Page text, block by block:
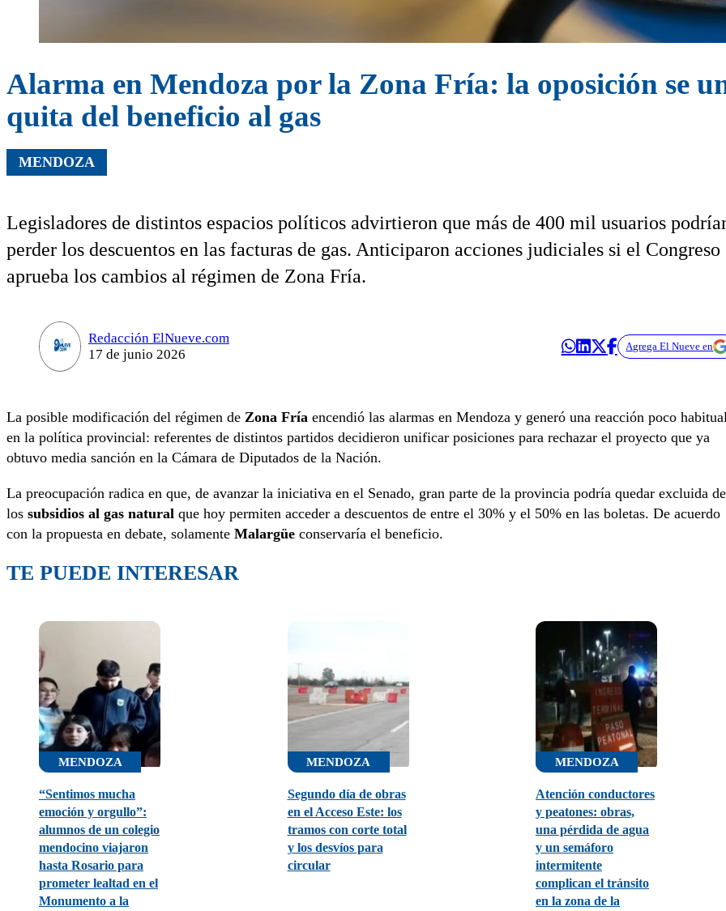
Alarma en Mendoza por la Zona Fría: la oposición se
quita del beneficio al gas
MENDOZA
Legisladores de distintos espacios políticos advirtieron que más de 400 mil usuarios
perder los descuentos en las facturas de gas. Anticiparon acciones judiciales si el Congreso
aprueba los cambios al régimen de Zona Fría.
Redacción ElNueve.com
17 de junio 2026
Agrega El Nueve en
La posible modificación del régimen de Zona Fría encendió las alarmas en Mendoza y generó una reacción poco
en la política provincial: referentes de distintos partidos decidieron unificar posiciones para rechazar el proyecto que ya
obtuvo media sanción en la Cámara de Diputados de la Nación.
La preocupación radica en que, de avanzar la iniciativa en el Senado, gran parte de la provincia podría quedar excluida de
los subsidios al gas natural que hoy permiten acceder a descuentos de entre el 30% y el 50% en las boletas. De acuerdo
con la propuesta en debate, solamente Malargüe conservaría el beneficio.
TE PUEDE INTERESAR
MENDOZA
“Sentimos mucha
emoción y orgullo”:
alumnos de un colegio
mendocino viajaron
hasta Rosario para
prometer lealtad en el
Monumento a la
MENDOZA
Segundo día de obras
en el Acceso Este: los
tramos con corte total
y los desvíos para
circular
MENDOZA
Atención conductores
y peatones: obras,
una pérdida de agua
y un semáforo
intermitente
complican el tránsito
en la zona de la